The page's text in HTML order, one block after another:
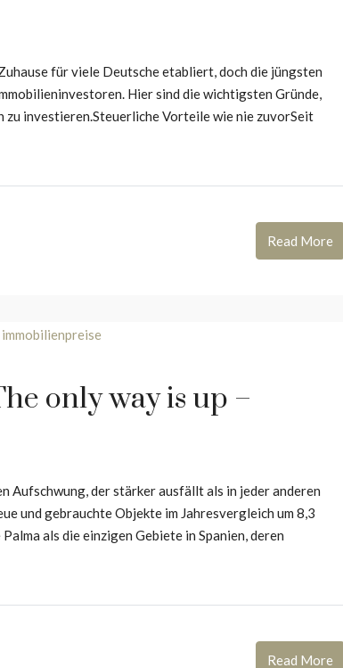
für viele Deutsche etabliert, doch die jüngsten
Hier sind die wichtigsten Gründe,
investieren.Steuerliche Vorteile wie nie zuvorSeit
Read More
only way is up –
Aufschwung, der stärker ausfällt als in jeder anderen
und gebrauchte Objekte im Jahresvergleich um 8,3
als die einzigen Gebiete in Spanien, deren
Read More